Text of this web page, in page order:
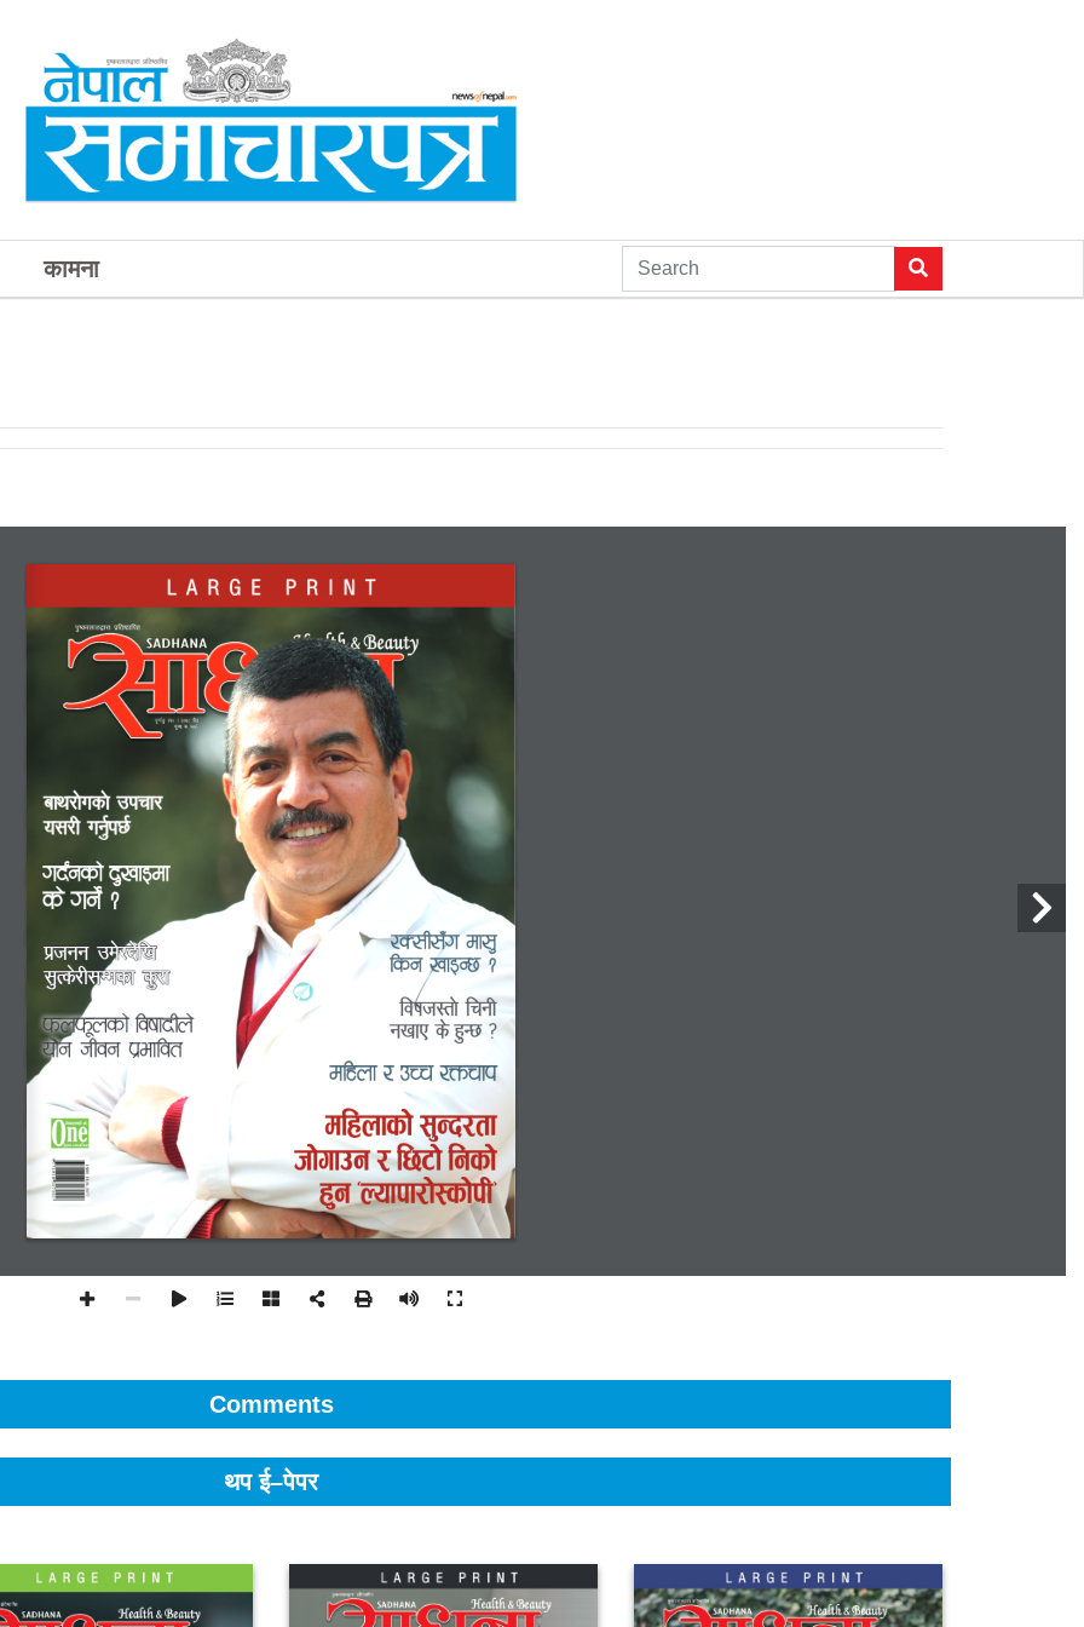
कामना
Comments
थप ई–पेपर